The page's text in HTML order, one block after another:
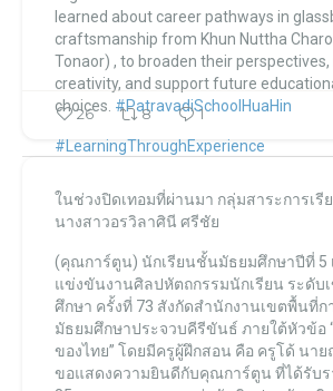
learned about career pathways in
craftsmanship from Khun Nuttha
Tonaor) , to broaden their perspectives,
creativity, and support future
choices. #PatravadiSchoolHuaHin
#LearningThroughExperience
26 8 1
ในช่วงปิดเทอมที่ผ่านมา กลุ่มสาระการเรี
นางสาวอรวิลาศินี ศรีชัย
(คุณการ์ตูน) นักเรียนชั้นมัธยมศึกษาปีที่ 5
แข่งขันงานศิลปหัตถกรรมนักเรียน ระดับ
ศึกษา ครั้งที่ 73 สังกัดสำนักงานเขตพื้นที่ก
มัธยมศึกษาประจวบคีรีขันธ์ ภายใต้หัวข้อ
ของไทย” โดยมีครูผู้ฝึกสอน คือ ครูโด้ นา
ขอแสดงความยินดีกับคุณการ์ตูน ที่ได้รับ